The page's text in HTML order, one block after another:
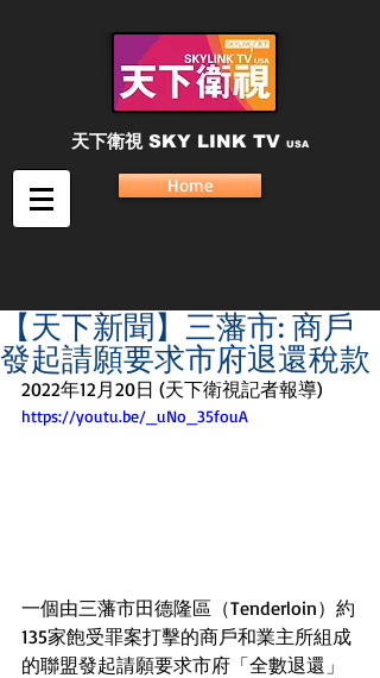
天下衛視 SKY LINK TV USA
Home
【天下新聞】三藩市: 商戶
發起請願要求市府退還稅款
2022年12月20日 (天下衛視記者報導)
https://youtu.be/_uNo_35fouA
一個由三藩市田德隆區（Tenderloin）約
135家飽受罪案打擊的商戶和業主所組成
的聯盟發起請願要求市府「全數退還」